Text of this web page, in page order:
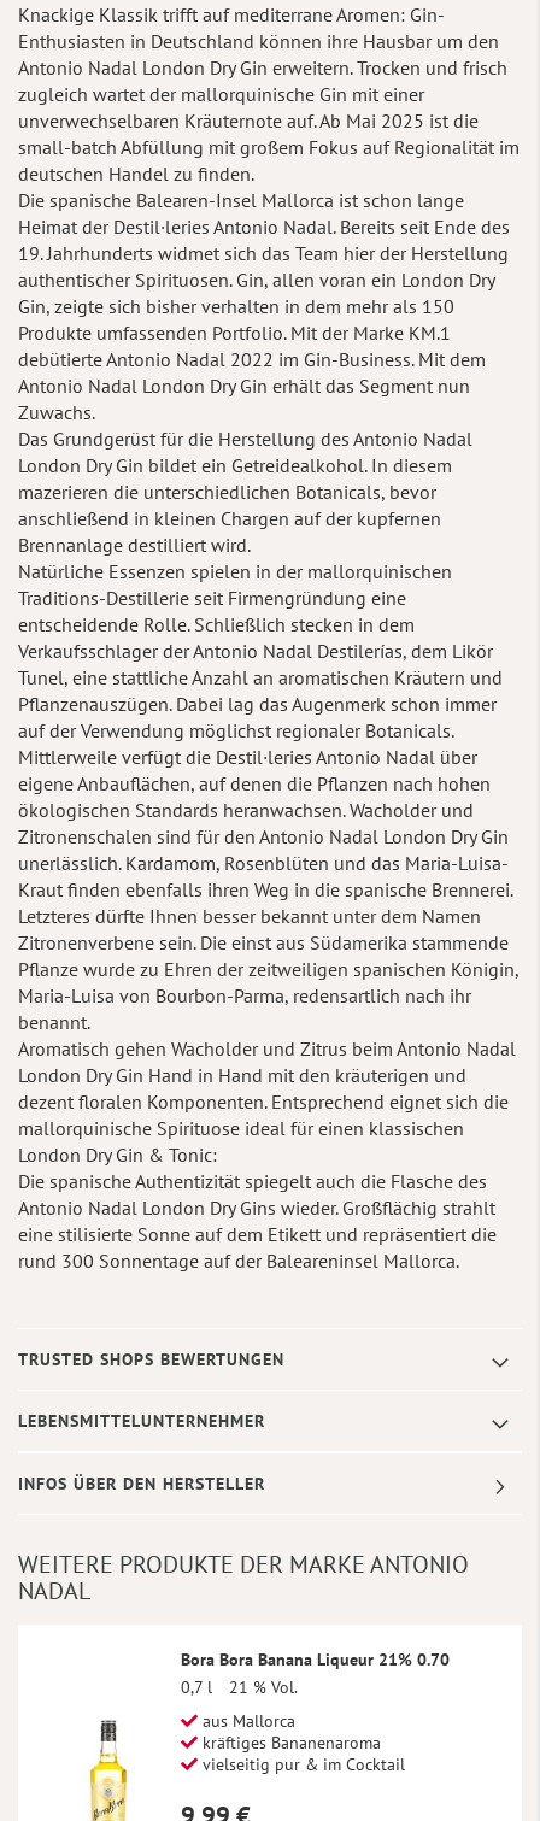
Knackige Klassik trifft auf mediterrane Aromen: Gin-
Enthusiasten in Deutschland können ihre Hausbar um den
Antonio Nadal London Dry Gin erweitern. Trocken und frisch
zugleich wartet der mallorquinische Gin mit einer
unverwechselbaren Kräuternote auf. Ab Mai 2025 ist die
small-batch Abfüllung mit großem Fokus auf Regionalität im
deutschen Handel zu finden.
Die spanische Balearen-Insel Mallorca ist schon lange
Heimat der Destil·leries Antonio Nadal. Bereits seit Ende des
19. Jahrhunderts widmet sich das Team hier der Herstellung
authentischer Spirituosen. Gin, allen voran ein London Dry
Gin, zeigte sich bisher verhalten in dem mehr als 150
Produkte umfassenden Portfolio. Mit der Marke KM.1
debütierte Antonio Nadal 2022 im Gin-Business. Mit dem
Antonio Nadal London Dry Gin erhält das Segment nun
Zuwachs.
Das Grundgerüst für die Herstellung des Antonio Nadal
London Dry Gin bildet ein Getreidealkohol. In diesem
mazerieren die unterschiedlichen Botanicals, bevor
anschließend in kleinen Chargen auf der kupfernen
Brennanlage destilliert wird.
Natürliche Essenzen spielen in der mallorquinischen
Traditions-Destillerie seit Firmengründung eine
entscheidende Rolle. Schließlich stecken in dem
Verkaufsschlager der Antonio Nadal Destilerías, dem Likör
Tunel, eine stattliche Anzahl an aromatischen Kräutern und
Pflanzenauszügen. Dabei lag das Augenmerk schon immer
auf der Verwendung möglichst regionaler Botanicals.
Mittlerweile verfügt die Destil·leries Antonio Nadal über
eigene Anbauflächen, auf denen die Pflanzen nach hohen
ökologischen Standards heranwachsen. Wacholder und
Zitronenschalen sind für den Antonio Nadal London Dry Gin
unerlässlich. Kardamom, Rosenblüten und das Maria-Luisa-
Kraut finden ebenfalls ihren Weg in die spanische Brennerei.
Letzteres dürfte Ihnen besser bekannt unter dem Namen
Zitronenverbene sein. Die einst aus Südamerika stammende
Pflanze wurde zu Ehren der zeitweiligen spanischen Königin,
Maria-Luisa von Bourbon-Parma, redensartlich nach ihr
benannt.
Aromatisch gehen Wacholder und Zitrus beim Antonio Nadal
London Dry Gin Hand in Hand mit den kräuterigen und
dezent floralen Komponenten. Entsprechend eignet sich die
mallorquinische Spirituose ideal für einen klassischen
London Dry Gin & Tonic:
Die spanische Authentizität spiegelt auch die Flasche des
Antonio Nadal London Dry Gins wieder. Großflächig strahlt
eine stilisierte Sonne auf dem Etikett und repräsentiert die
rund 300 Sonnentage auf der Baleareninsel Mallorca.
TRUSTED SHOPS BEWERTUNGEN
LEBENSMITTELUNTERNEHMER
INFOS ÜBER DEN HERSTELLER
WEITERE PRODUKTE DER MARKE ANTONIO
NADAL
Bora Bora Banana Liqueur 21% 0.70
0,7 l
21 % Vol.
aus Mallorca
kräftiges Bananenaroma
vielseitig pur & im Cocktail